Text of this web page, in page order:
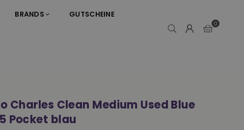
BRANDS GUTSCHEINE
0
Charles Clean Medium Used Blue
Pocket blau